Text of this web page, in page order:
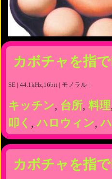
カボチャを指
SE | 44.1kHz,16bit | モノラル |
キッチン, 台所, 料理
叩く ,ハロウィン,
カボチャを指